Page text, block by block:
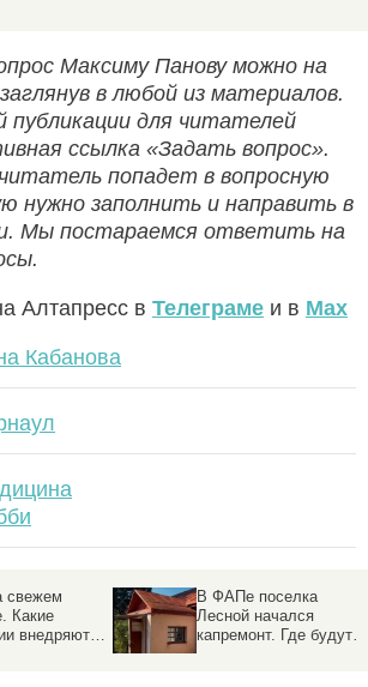
Максиму Панову можно на
в любой из материалов.
публикации для читателей
ссылка «Задать вопрос».
попадет в вопросную
нужно заполнить и направить в
Мы постараемся ответить на
Алтапресс в Телеграме и в Max
Кабанова
свежем
Какие
внедряют в
В ФАПе поселка
Лесной начался
капремонт. Где будут